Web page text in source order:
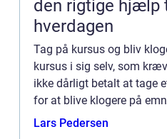
den rigtige hjælp
hverdagen
Tag på kursus og bliv
kursus i sig selv, som
ikke dårligt betalt at tage
for at blive klogere på
der blev sagt “sig selv”. Et
Lars Pedersen